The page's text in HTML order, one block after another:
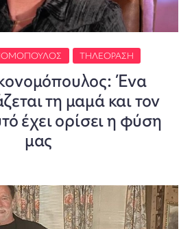
ΤΗΛΕΌΡΑΣΗ
Ένα
τη μαμά και τον
έχει ορίσει η φύση
μας